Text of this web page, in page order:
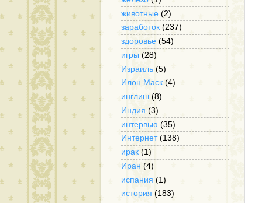
животные (2)
заработок (237)
здоровье (54)
игры (28)
Израиль (5)
Илон Маск (4)
инглиш (8)
Индия (3)
интервью (35)
Интернет (138)
ирак (1)
Иран (4)
испания (1)
история (183)